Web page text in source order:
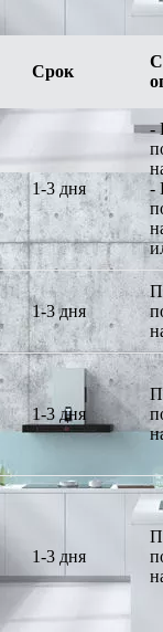
Срок
1-3 дня
-
-
1-3 дня
1-3 дня
1-3 дня